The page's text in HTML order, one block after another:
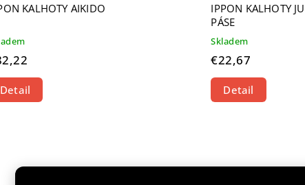
KALHOTY AIKIDO
Detail
IPPON KALHOTY
PÁSE
Skladem
€22,67
Detail